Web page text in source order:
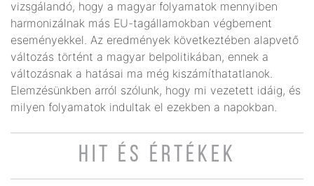
vizsgálandó, hogy a magyar folyamatok mennyiben
harmonizálnak más EU-tagállamokban végbement
eseményekkel. Az eredmények következtében alapvető
változás történt a magyar belpolitikában, ennek a
változásnak a hatásai ma még kiszámíthatatlanok.
Elemzésünkben arról szólunk, hogy mi vezetett idáig, és
milyen folyamatok indultak el ezekben a napokban.
HIT ÉS ÉRTÉKEK